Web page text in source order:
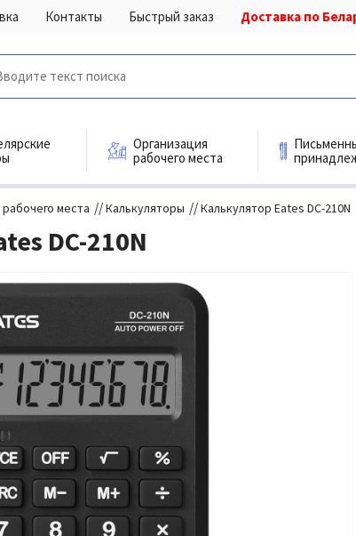
Контакты Быстрый заказ Доставка по
Организация
рабочего места
места //Калькуляторы //Калькулятор Eates DC-210N
DC-210N